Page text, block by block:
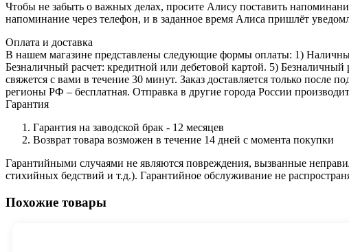
Чтобы не забыть о важных делах, просите Алису поставить
напоминание через телефон, и в заданное время Алиса пришлёт
Оплата и доставка
В нашем магазине представлены следующие формы оплаты: 1)
Безналичный расчет: кредитной или дебетовой картой. 5)
свяжется с вами в течение 30 минут. Заказ доставляется только после
регионы РФ – бесплатная. Отправка в другие города России
Гарантия
Гарантия на заводской брак - 12 месяцев
Возврат товара возможен в течение 14 дней с момента покупки
Гарантийными случаями не являются повреждения, вызванные
стихийных бедствий и т.д.). Гарантийное обслуживание не
Похожие товары